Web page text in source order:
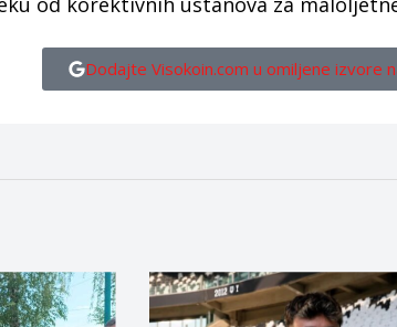
Dodajte Visokoin.com u omiljene izvore